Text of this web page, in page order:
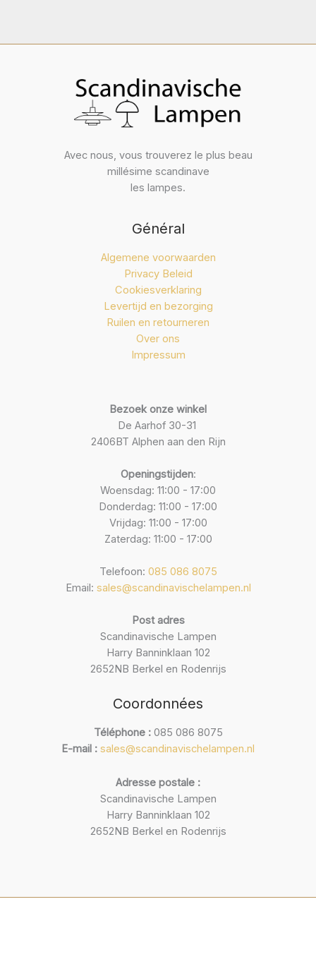
Avec nous, vous trouverez le plus beau
millésime scandinave
les lampes.
Général
Algemene voorwaarden
Privacy Beleid
Cookiesverklaring
Levertijd en bezorging
Ruilen en retourneren
Over ons
Impressum
Bezoek onze winkel
De Aarhof 30-31
2406BT Alphen aan den Rijn
Openingstijden:
Woensdag: 11:00 - 17:00
Donderdag: 11:00 - 17:00
Vrijdag: 11:00 - 17:00
Zaterdag: 11:00 - 17:00
Telefoon: 085 086 8075
Email: sales@scandinavischelampen.nl
Post adres
Scandinavische Lampen
Harry Banninklaan 102
2652NB Berkel en Rodenrijs
Coordonnées
Téléphone :085 086 8075
E-mail : sales@scandinavischelampen.nl
Adresse postale :
Scandinavische Lampen
Harry Banninklaan 102
2652NB Berkel en Rodenrijs